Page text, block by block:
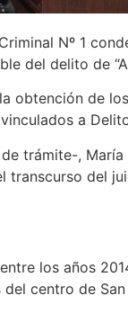
Nº 1
del delito de
obtención de
a
trámite-,
del
los años
centro de